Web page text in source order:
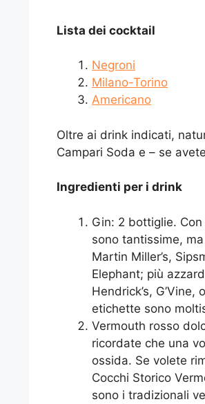
Lista dei cocktail
Negroni
Milano-Torino
Americano
Oltre ai drink indicati,
Campari Soda e – se
Ingredienti per i drink
Gin: 2 bottiglie.
sono tantissime,
Martin Miller’s,
Elephant; più
Hendrick’s,
etichette sono
Vermouth rosso
ricordate che una
ossida. Se volete
Cocchi Storico
sono i tradizionali